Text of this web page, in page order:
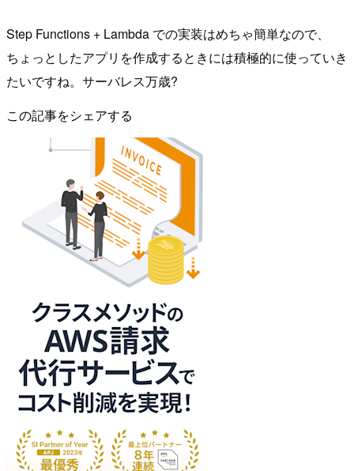
Step Functions + Lambda での実装はめちゃ簡単なので、
ちょっとしたアプリを作成するときには積極的に使っていき
たいですね。サーバレス万歳?
この記事をシェアする